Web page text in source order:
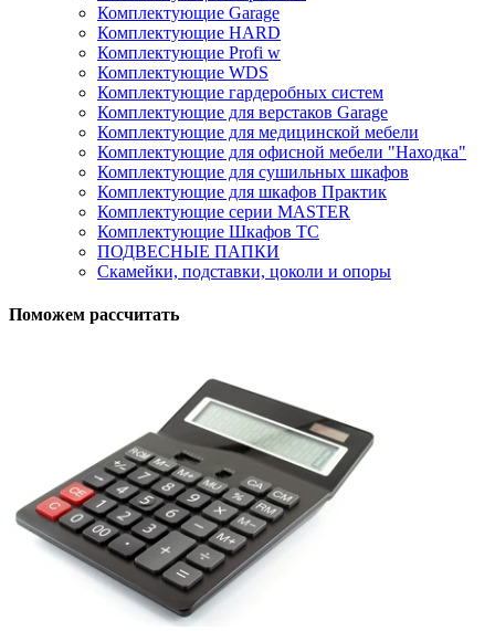
Комплектующие Garage
Комплектующие HARD
Комплектующие Profi w
Комплектующие WDS
Комплектующие гардеробных систем
Комплектующие для верстаков Garage
Комплектующие для медицинской мебели
Комплектующие для офисной мебели "Находка"
Комплектующие для сушильных шкафов
Комплектующие для шкафов Практик
Комплектующие серии MASTER
Комплектующие Шкафов ТС
ПОДВЕСНЫЕ ПАПКИ
Скамейки, подставки, цоколи и опоры
Поможем рассчитать